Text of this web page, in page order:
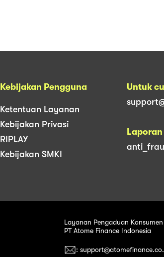
Kebijakan Pengguna
Ketentuan Layanan
Kebijakan Privasi
RIPLAY
Kebijakan SMKI
Untuk
Layanan Pengaduan Konsumen
PT Atome Finance Indonesia
: